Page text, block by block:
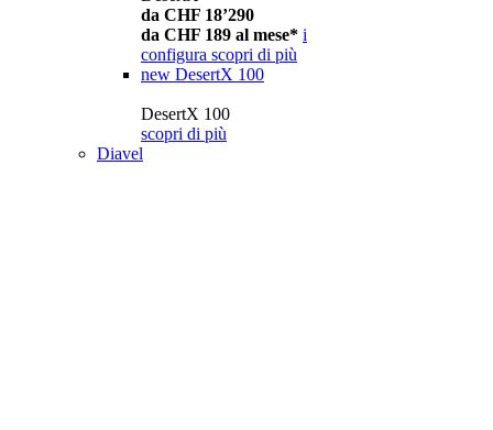
da CHF 18’290
da CHF 189 al mese* i
configura scopri di più
new DesertX 100
DesertX 100
scopri di più
Diavel